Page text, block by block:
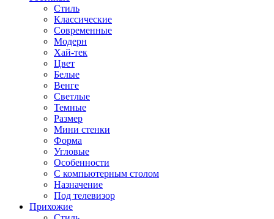
Стиль
Классические
Современные
Модерн
Хай-тек
Цвет
Белые
Венге
Светлые
Темные
Размер
Мини стенки
Форма
Угловые
Особенности
С компьютерным столом
Назначение
Под телевизор
Прихожие